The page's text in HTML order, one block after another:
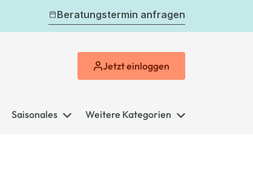
Beratungstermin anfragen
Jetzteinloggen
Saisonales Weitere Kategorien